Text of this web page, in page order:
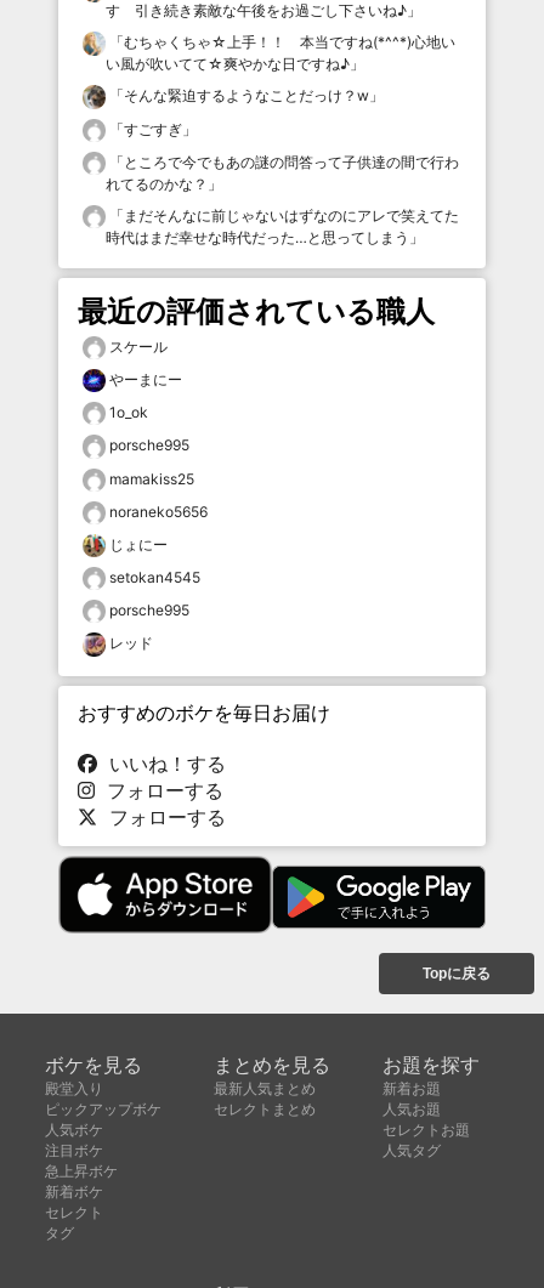
す 引き続き素敵な午後をお過ごし下さいね♪ 」
「むちゃくちゃ☆上手！！ 本当ですね(*^^*)心地い
い風が吹いてて☆爽やかな日ですね♪ 」
「そんな緊迫するようなことだっけ？w 」
「すごすぎ 」
「 ところで今でもあの謎の問答って子供達の間で行わ
れてるのかな？ 」
「 まだそんなに前じゃないはずなのにアレで笑えてた
時代はまだ幸せな時代だった…と思ってしまう 」
最近の評価されている職人
スケール
やーまにー
1o_ok
porsche995
mamakiss25
noraneko5656
じょにー
setokan4545
porsche995
レッド
おすすめのボケを毎日お届け
いいね！する
フォローする
フォローする
Topに戻る
ボケを見る
殿堂入り
ピックアップボケ
人気ボケ
注目ボケ
急上昇ボケ
新着ボケ
セレクト
タグ
まとめを見る
最新人気まとめ
セレクトまとめ
お題を探す
新着お題
人気お題
セレクトお題
人気タグ